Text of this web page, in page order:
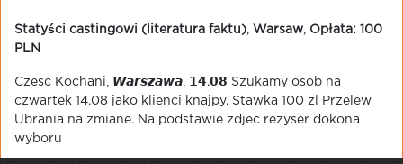
Statyści castingowi (literatura faktu) Warsaw
Opłata: 100
PLN
Czesc Kochani, 𝙒𝙖𝙧𝙨𝙯𝙖𝙬𝙖, 𝟭𝟰.𝟬𝟴 Szukamy osob na
czwartek 14.08 jako klienci knajpy. Stawka 100 zl Przelew
Ubrania na zmiane. Na podstawie zdjec rezyser dokona
wyboru